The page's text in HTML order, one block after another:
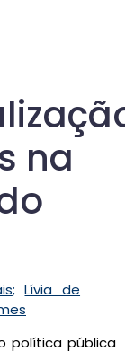
na
;Lívia de
política pública